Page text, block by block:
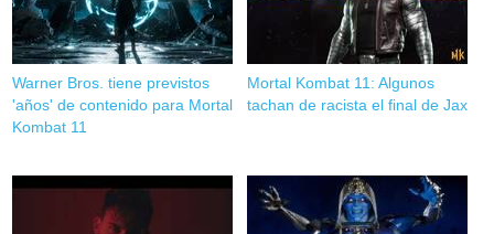
Warner Bros. tiene previstos
'años' de contenido para Mortal
Kombat 11
Mortal Kombat 11: Algunos
tachan de racista el final de Jax